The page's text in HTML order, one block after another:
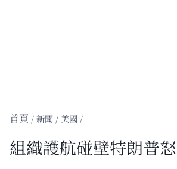
/新聞 / 美國 /
組織護航碰壁特朗普